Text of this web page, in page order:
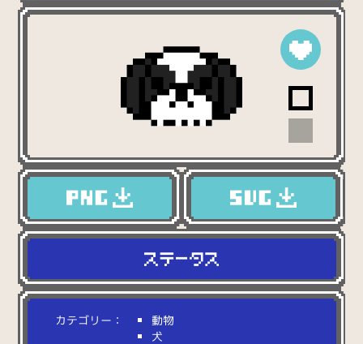
カテゴリー：
動物
犬